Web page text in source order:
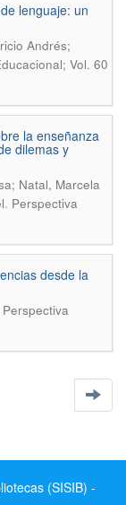
lenguaje: un
Andrés;
Vol. 60
la enseñanza
dilemas y
Natal, Marcela
. Perspectiva
desde la
Perspectiva
(SISIB) -